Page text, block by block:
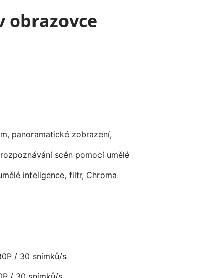
obrazovce
panoramatické zobrazení,
scén pomocí umělé
inteligence, filtr, Chroma
/ 30 snímků/s